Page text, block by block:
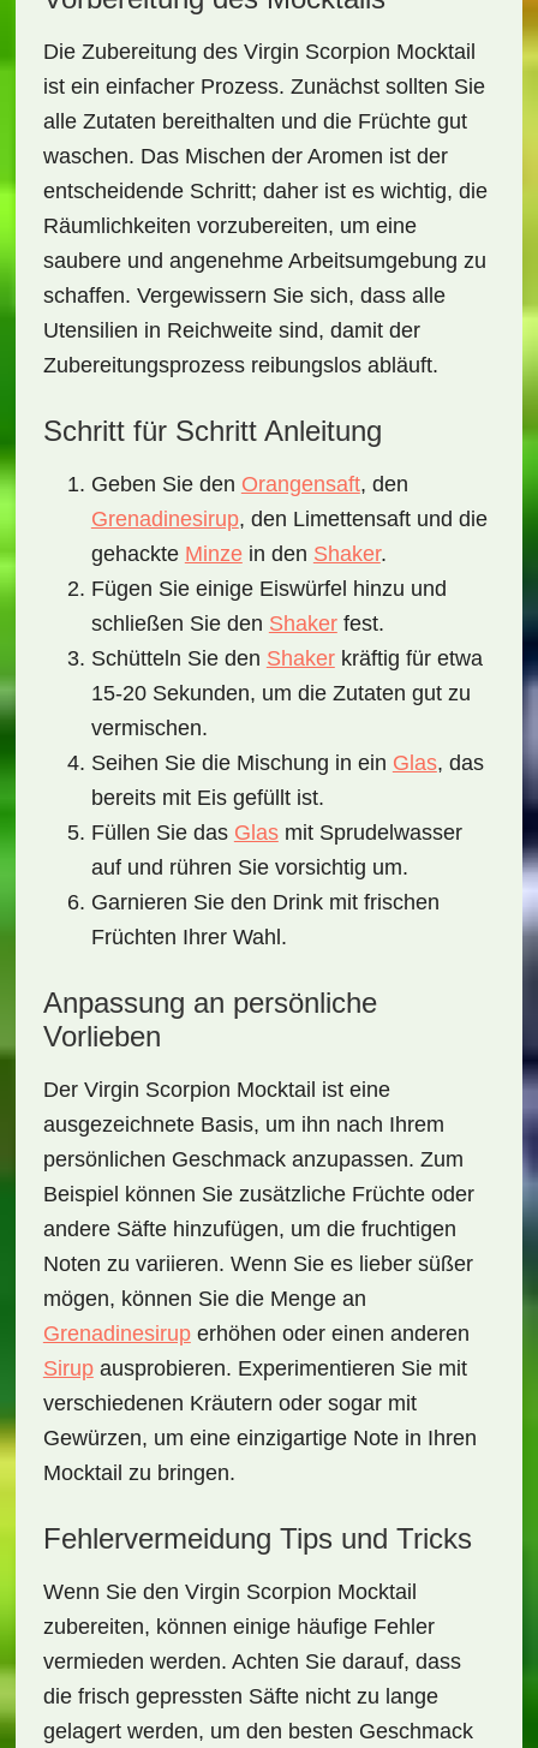
Die Zubereitung des Virgin Scorpion Mocktail
ist ein einfacher Prozess. Zunächst sollten Sie
alle Zutaten bereithalten und die Früchte gut
waschen. Das Mischen der Aromen ist der
entscheidende Schritt; daher ist es wichtig, die
Räumlichkeiten vorzubereiten, um eine
saubere und angenehme Arbeitsumgebung zu
schaffen. Vergewissern Sie sich, dass alle
Utensilien in Reichweite sind, damit der
Zubereitungsprozess reibungslos abläuft.
Schritt für Schritt Anleitung
Geben Sie den Orangensaft, den
Grenadinesirup, den Limettensaftund die
gehackte Minzein den Shaker.
Fügen Sie einige Eiswürfel hinzu und
schließen Sie den Shakerfest.
Schütteln Sie den Shakerkräftig für etwa
15-20 Sekunden, um die Zutaten gut zu
vermischen.
Seihen Sie die Mischung in ein Glas, das
bereits mit Eis gefüllt ist.
Füllen Sie das Glasmit Sprudelwasser
auf und rühren Sie vorsichtig um.
Garnieren Sie den Drink mit frischen
Früchten Ihrer Wahl.
Anpassung an persönliche
Vorlieben
Der Virgin Scorpion Mocktail ist eine
ausgezeichnete Basis, um ihn nach Ihrem
persönlichen Geschmack anzupassen. Zum
Beispiel können Sie zusätzliche Früchte oder
andere Säfte hinzufügen, um die fruchtigen
Noten zu variieren. Wenn Sie es lieber süßer
mögen, können Sie die Menge an
Grenadinesiruperhöhen oder einen anderen
Sirupausprobieren. Experimentieren Sie mit
verschiedenen Kräutern oder sogar mit
Gewürzen, um eine einzigartige Note in Ihren
Mocktail zu bringen.
Fehlervermeidung Tips und Tricks
Wenn Sie den Virgin Scorpion Mocktail
zubereiten, können einige häufige Fehler
vermieden werden. Achten Sie darauf, dass
die frisch gepressten Säfte nicht zu lange
gelagert werden, um den besten Geschmack